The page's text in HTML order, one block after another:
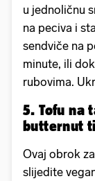
u jednoličnu
na peciva i
sendviče na
minute, ili
rubovima.
5. Tofu na
butternut
Ovaj obrok
slijedite